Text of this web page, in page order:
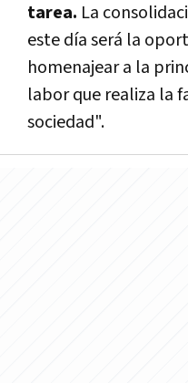
tarea. La
este día será la
homenajear a la
labor que realiza la
sociedad".